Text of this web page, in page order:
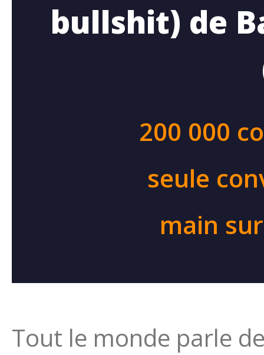
bullshit) de
200 000
seule
main
Tout le monde parle